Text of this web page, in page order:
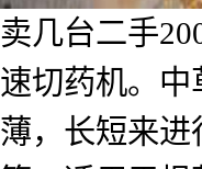
卖几台二手
速切药机。
薄，长短来